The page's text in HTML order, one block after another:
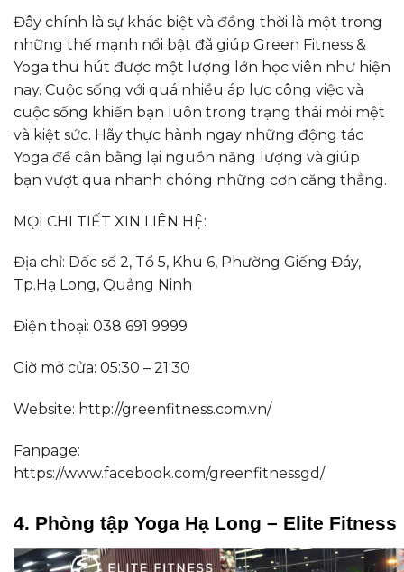
Đây chính là sự khác biệt và đồng thời là một trong
những thế mạnh nổi bật đã giúp Green Fitness &
Yoga thu hút được một lượng lớn học viên như hiện
nay. Cuộc sống với quá nhiều áp lực công việc và
cuộc sống khiến bạn luôn trong trạng thái mỏi mệt
và kiệt sức. Hãy thực hành ngay những động tác
Yoga để cân bằng lại nguồn năng lượng và giúp
bạn vượt qua nhanh chóng những cơn căng thẳng.
MỌI CHI TIẾT XIN LIÊN HỆ:
Địa chỉ: Dốc số 2, Tổ 5, Khu 6, Phường Giếng Đáy,
Tp.Hạ Long, Quảng Ninh
Điện thoại: 038 691 9999
Giờ mở cửa: 05:30 – 21:30
Website: http://greenfitness.com.vn/
Fanpage:
https://www.facebook.com/greenfitnessgd/
4. Phòng tập Yoga Hạ Long – Elite Fitness